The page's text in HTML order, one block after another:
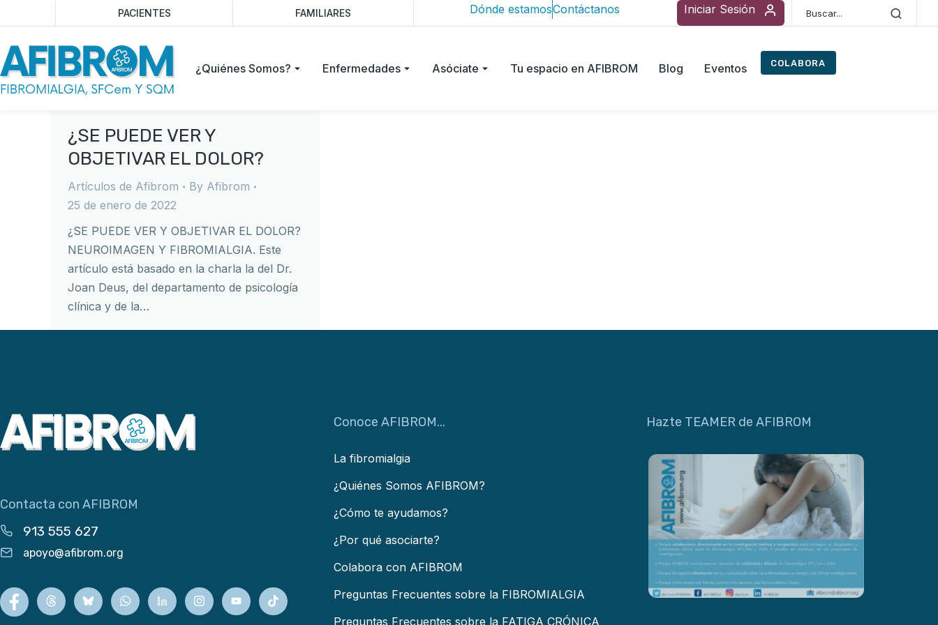
PACIENTES FAMILIARES Dónde estamosContáctanos Iniciar Sesión
¿Quiénes Somos? Enfermedades Asóciate Tu espacio en AFIBROM Blog Eventos COLABORA
¿SE PUEDE VER Y
OBJETIVAR EL DOLOR?
Artículos de Afibrom By Afibrom
25 de enero de 2022
¿SE PUEDE VER Y OBJETIVAR EL DOLOR?
NEUROIMAGEN Y FIBROMIALGIA. Este
artículo está basado en la charla la del Dr.
Joan Deus, del departamento de psicología
clínica y de la…
Contacta con AFIBROM
913 555 627
apoyo@afibrom.org
Conoce AFIBROM...
La fibromialgia
¿Quiénes Somos AFIBROM?
¿Cómo te ayudamos?
¿Por qué asociarte?
Colabora con AFIBROM
Preguntas Frecuentes sobre la FIBROMIALGIA
Preguntas Frecuentes sobre la FATIGA CRÓNICA
Hazte TEAMER de AFIBROM